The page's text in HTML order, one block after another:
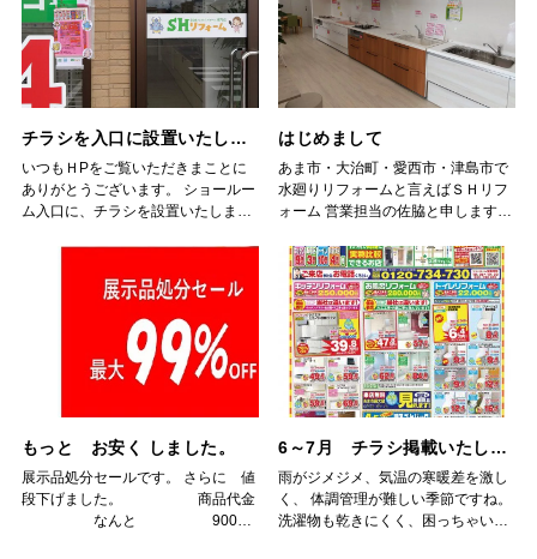
チラシを入口に設置いたしました。
いつもＨPをご覧いただきまことに
ありがとうございます。 ショールー
ム入口に、チラシを設置いたしまし
の代わり、当社キャラクター がお出
迎えしております。） 時間外やお急
ぎの方は、是非、お持ち帰り頂き、
ん、そのまま、ショールームをご覧
商品を展示してありますので、 見
を行っております。 安心してご来場
ください。
はじめまして
あま市・大治町・愛西市・津島市で
水廻りリフォームと言えばＳＨリフ
ォーム 営業担当の佐脇と申します。
めまして。 今更ですが、ＳＨリフ
ォームの”ＳＨ”は当社の会社名であ
る、 ”佐藤配管（さとうはいか
ん）”をアルファベットでニックネー
ム的に付けたものです。 名前の通
り、本業は水道配管工事をさせて頂
いております。 公共の工事もさせて
頂いておりまして、お店の有る愛西
富市・蟹江町・名古屋市・稲沢市・
一宮市など、 近隣のほとんどの市町
村で水道工事の指定工事店の認可を
頂いてます。 創業は昭和47年4月、
もっと お安く しました。
展示品処分セールです。 さらに 値
段下げました。 商品代金
なんと 900円
6～7月 チラシ掲載いたしました。
雨がジメジメ、気温の寒暖差を激し
く、 体調管理が難しい季節ですね。
洗濯物も乾きにくく、困っちゃいま